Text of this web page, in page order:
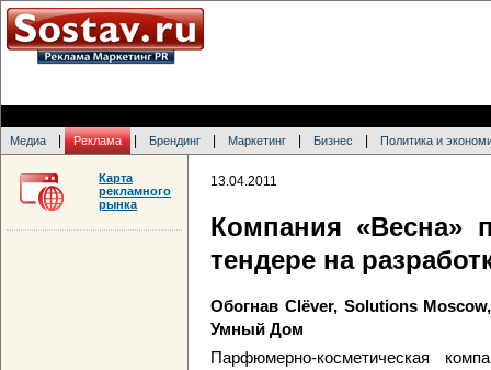
Медиа Реклама Брендинг Маркетинг Бизнес Политика и
13.04.2011
Компания «Весна»
тендере на
Обогнав Clёver, Solutions
Умный Дом
Парфюмерно-косметическая
Карта
рекламного
рынка